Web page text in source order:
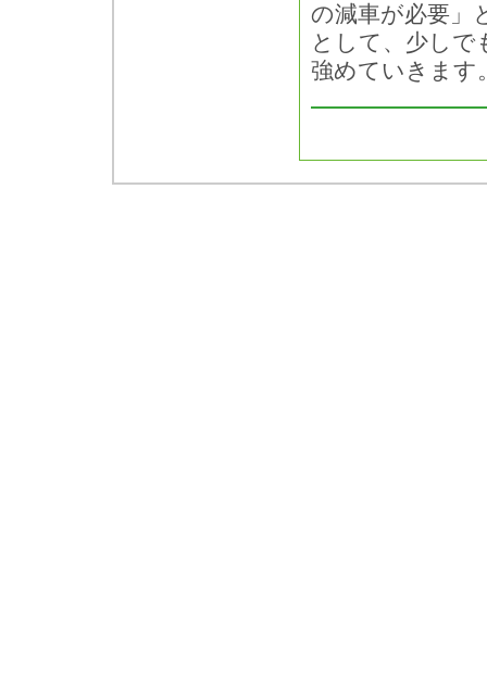
の減車が必要」
として、少しで
強めていきます